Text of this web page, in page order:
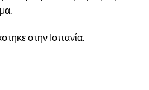
στην Ισπανία.